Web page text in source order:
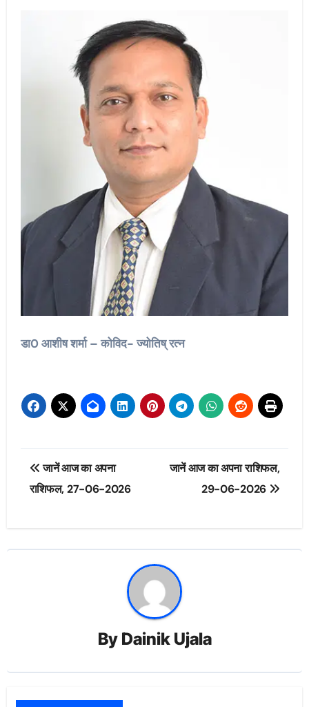
डा0 आशीष शर्मा – कोविद- ज्योतिष् रत्न
Post
navigation
जानें आज का अपना
राशिफल, 27-06-2026
जानें आज का अपना राशिफल,
29-06-2026
By Dainik Ujala